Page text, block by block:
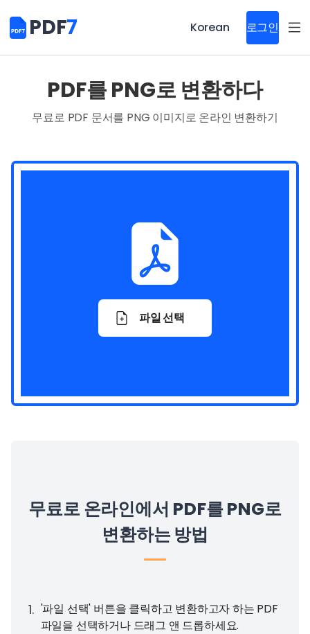
PDF7 Korean 로그인
PDF를 PNG로 변환하다
무료로 PDF 문서를 PNG 이미지로 온라인 변환하기
파일 선택
무료로 온라인에서 PDF를 PNG로
변환하는 방법
1. '파일 선택' 버튼을 클릭하고 변환하고자 하는 PDF
파일을 선택하거나 드래그 앤 드롭하세요.